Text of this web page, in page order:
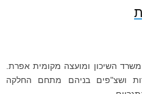
משרד השיכון ומועצה מקומית אפרת.
ושצ"פים בניהם מתחם החלקה